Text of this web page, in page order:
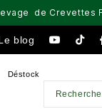
de Crevettes
blog
Déstock